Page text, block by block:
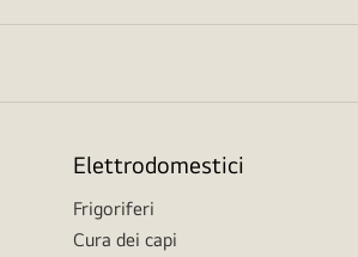
Elettrodomestici
Frigoriferi
Cura dei capi